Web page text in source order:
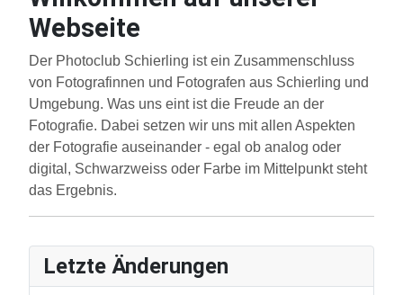
Webseite
Der Photoclub Schierling ist ein Zusammenschluss
von Fotografinnen und Fotografen aus Schierling und
Umgebung. Was uns eint ist die Freude an der
Fotografie. Dabei setzen wir uns mit allen Aspekten
der Fotografie auseinander - egal ob analog oder
digital, Schwarzweiss oder Farbe im Mittelpunkt steht
das Ergebnis.
Letzte Änderungen